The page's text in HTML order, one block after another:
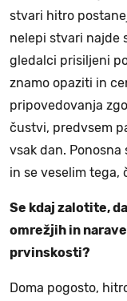
stvari hitro
nelepi stvari najde
gledalci prisiljeni
znamo opaziti in
pripovedovanja
čustvi, predvsem
vsak dan. Ponosna
in se veselim tega,
Se kdaj zalotite,
omrežjih in
prvinskosti?
Doma pogosto,